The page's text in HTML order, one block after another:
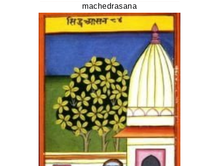
machedrasana